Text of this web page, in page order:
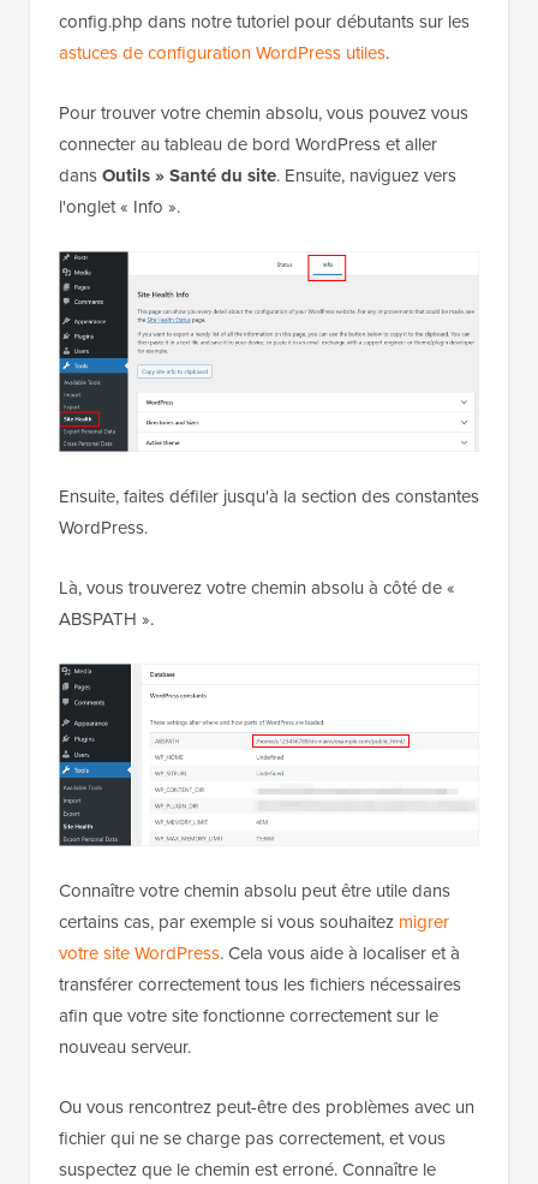
config.php dans notre tutoriel pour débutants sur les
astuces de configuration WordPress utiles.
Pour trouver votre chemin absolu, vous pouvez vous
connecter au tableau de bord WordPress et aller
dansOutils »Santé du site. Ensuite, naviguez vers
l'onglet « Info ».
Ensuite, faites défiler jusqu'à la section des constantes
WordPress.
Là, vous trouverez votre chemin absolu à côté de «
ABSPATH ».
Connaître votre chemin absolu peut être utile dans
certains cas, par exemple si vous souhaitez migrer
votre site WordPress. Cela vous aide à localiser et à
transférer correctement tous les fichiers nécessaires
afin que votre site fonctionne correctement sur le
nouveau serveur.
Ou vous rencontrez peut-être des problèmes avec un
fichier qui ne se charge pas correctement, et vous
suspectez que le chemin est erroné. Connaître le